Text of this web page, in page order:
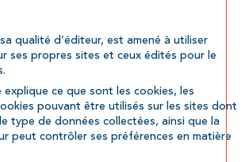
qualité d’éditeur, est amené à utiliser
ses propres sites et ceux édités pour le
ce que sont les cookies, les
pouvant être utilisés sur les sites dont
type de données collectées, ainsi que la
peut contrôler ses préférences en matière